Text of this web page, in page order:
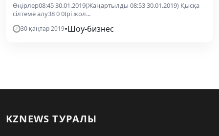
Өңірлер08:45 30.01.2019(Жаңартылды 08:53 30.01.2019) Қысқа
сілтеме алу38 0 0Ірі жол...
30 қаңтар 2019•Шоу-бизнес
KZNEWS ТУРАЛЫ